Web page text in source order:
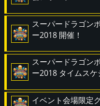
スーパードラゴン
ー2018 開催！
スーパードラゴン
ー2018 タイムス
イベント会場限定